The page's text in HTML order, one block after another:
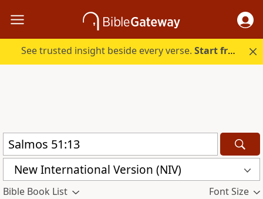
See trusted insight beside every verse.Start free.
New International Version (NIV)
Bible Book List Font Size